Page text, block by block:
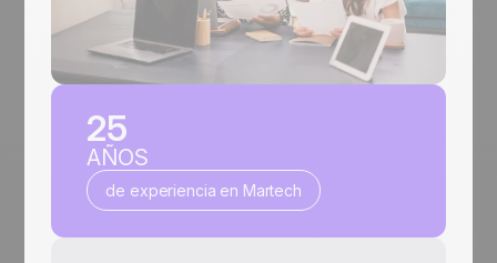
25
AÑOS
de experiencia en Martech